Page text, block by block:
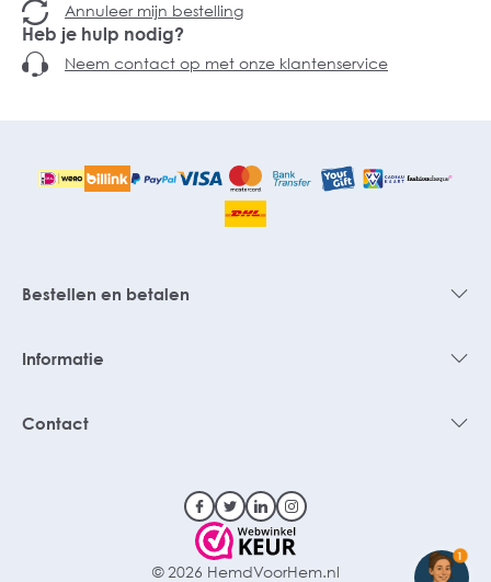
Annuleer mijn bestelling
Heb je hulp nodig?
Neem contact op met onze klantenservice
Bestellen en betalen
Informatie
Contact
© 2026 HemdVoorHem.nl
1